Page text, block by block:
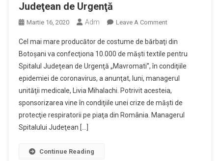
Judeţean de Urgenţă
Martie 16, 2020 Adm Leave A CommentOn
Fabrică
De
Confecţii
Produce
10.000
De
Măşti
Cel mai mare producător de costume de bărbaţi din
Botoşani va confecţiona 10.000 de măşti textile pentru
Spitalul Judeţean de Urgenţă „Mavromati”, în condiţiile
epidemiei de coronavirus, a anunţat, luni, managerul
unităţii medicale, Livia Mihalachi. Potrivit acesteia,
sponsorizarea vine în condiţiile unei crize de măşti de
protecţie respiratorii pe piaţa din România. Managerul
Spitalului Judeţean […]
Continue Reading